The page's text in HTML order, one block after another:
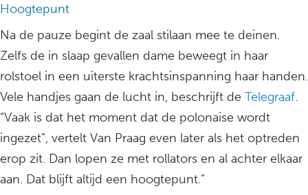
Hoogtepunt
Na de pauze begint de zaal stilaan mee te deinen.
Zelfs de in slaap gevallen dame beweegt in haar
rolstoel in een uiterste krachtsinspanning haar handen.
Vele handjes gaan de lucht in, beschrijft de Telegraaf.
“Vaak is dat het moment dat de polonaise wordt
ingezet”, vertelt Van Praag even later als het optreden
erop zit. Dan lopen ze met rollators en al achter elkaar
aan. Dat blijft altijd een hoogtepunt.”